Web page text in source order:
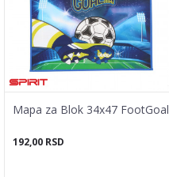
Mapa za Blok 34x47 FootGoal
192,00 RSD